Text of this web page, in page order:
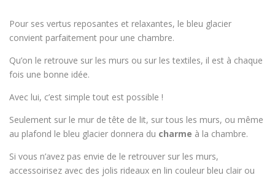
Pour ses vertus reposantes et relaxantes, le bleu glacier
convient parfaitement pour une chambre.
Qu’on le retrouve sur les murs ou sur les textiles, il est à chaque
fois une bonne idée.
Avec lui, c’est simple tout est possible !
Seulement sur le mur de tête de lit, sur tous les murs, ou même
au plafond le bleu glacier donnera du charme à la chambre.
Si vous n’avez pas envie de le retrouver sur les murs,
accessoirisez avec des jolis rideaux en lin couleur bleu clair ou